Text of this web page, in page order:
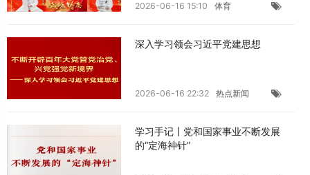
2026-06-16 15:10 体育
深入学习领会习近平党建思想
2026-06-16 22:32 热点新闻
学习手记丨党和国家事业不断发展
的“定海神针”